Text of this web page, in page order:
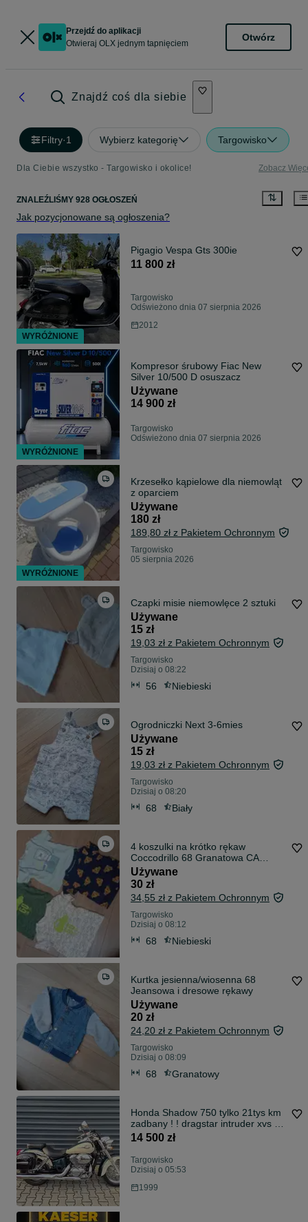
Przejdź do aplikacji
Otwieraj OLX jednym tapnięciem
Otwórz
Znajdź coś dla siebie
Filtry·1 Wybierz kategorię Targowisko
Dla Ciebie wszystko - Targowisko i okolice! Zobacz
ZNALEŹLIŚMY 928 OGŁOSZEŃ
Jak pozycjonowane są ogłoszenia?
Pigagio Vespa Gts 300ie
11 800 zł
Targowisko
Odświeżono dnia 07 sierpnia 2026
2012
Kompresor śrubowy Fiac New
Silver 10/500 D osuszacz
Używane
14 900 zł
Targowisko
Odświeżono dnia 07 sierpnia 2026
Krzesełko kąpielowe dla niemowląt
z oparciem
Używane
180 zł
189,80 zł z Pakietem Ochronnym
Targowisko
05 sierpnia 2026
Czapki misie niemowlęce 2 sztuki
Używane
15 zł
19,03 zł z Pakietem Ochronnym
Targowisko
Dzisiaj o 08:22
56 Niebieski
Ogrodniczki Next 3-6mies
Używane
15 zł
19,03 zł z Pakietem Ochronnym
Targowisko
Dzisiaj o 08:20
68 Biały
4 koszulki na krótko rękaw
Coccodrillo 68 Granatowa CA
rozmiar 74 ale
Używane
30 zł
34,55 zł z Pakietem Ochronnym
Targowisko
Dzisiaj o 08:12
68 Niebieski
Kurtka jesienna/wiosenna 68
Jeansowa i dresowe rękawy
Używane
20 zł
24,20 zł z Pakietem Ochronnym
Targowisko
Dzisiaj o 08:09
68 Granatowy
Honda Shadow 750 tylko 21tys km
zadbany ! ! dragstar intruder xvs vn
vulcan
14 500 zł
Targowisko
Dzisiaj o 05:53
1999
WYRÓŻNIONE
WYRÓŻNIONE
WYRÓŻNIONE